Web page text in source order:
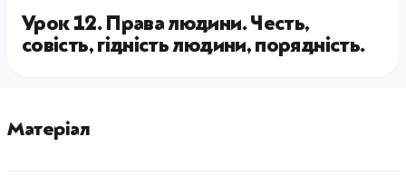
Урок 12. Права людини. Честь,
совість, гідність людини, порядність.
Матеріал